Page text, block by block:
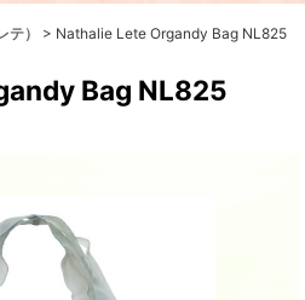
） > Nathalie Lete Organdy Bag NL825
Bag NL825